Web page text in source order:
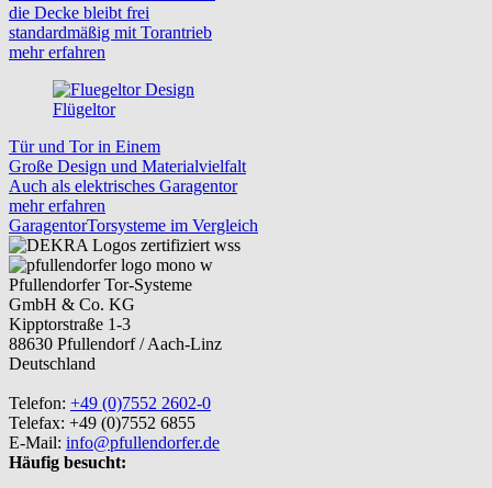
die Decke bleibt frei
standardmäßig mit Torantrieb
mehr erfahren
Flügeltor
Tür und Tor in Einem
Große Design und Materialvielfalt
Auch als elektrisches Garagentor
mehr erfahren
GaragentorTorsysteme im Vergleich
Pfullendorfer Tor-Systeme
GmbH & Co. KG
Kipptorstraße 1-3
88630 Pfullendorf / Aach-Linz
Deutschland
Telefon: +49 (0)7552 2602-0
Telefax: +49 (0)7552 6855
E-Mail: info@pfullendorfer.de
Häufig besucht: